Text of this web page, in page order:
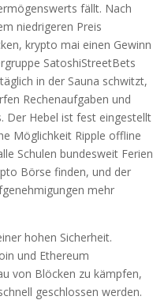
fällt. Nach
niedrigeren Preis
krypto mai einen Gewinn
SatoshiStreetBets
in der Sauna schwitzt,
Rechenaufgaben und
Der Hebel ist fest eingestellt
Möglichkeit Ripple offline
Schulen bundesweit Ferien
Börse finden, und der
mehr
hohen Sicherheit.
und Ethereum
von Blöcken zu kämpfen,
geschlossen werden.